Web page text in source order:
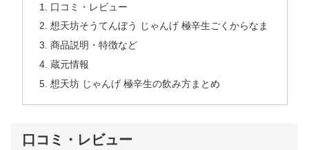
口コミ・レビュー
想天坊そうてんぼう じゃんげ 極辛生ごくからなま
商品説明・特徴など
蔵元情報
想天坊 じゃんげ 極辛生の飲み方まとめ
口コミ・レビュー